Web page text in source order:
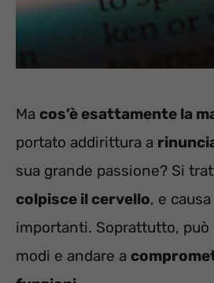
Ma cos’è esattamente la
portato addirittura a
sua grande passione? Si
colpisce il cervello, e
importanti. Soprattutto,
modi e andare a